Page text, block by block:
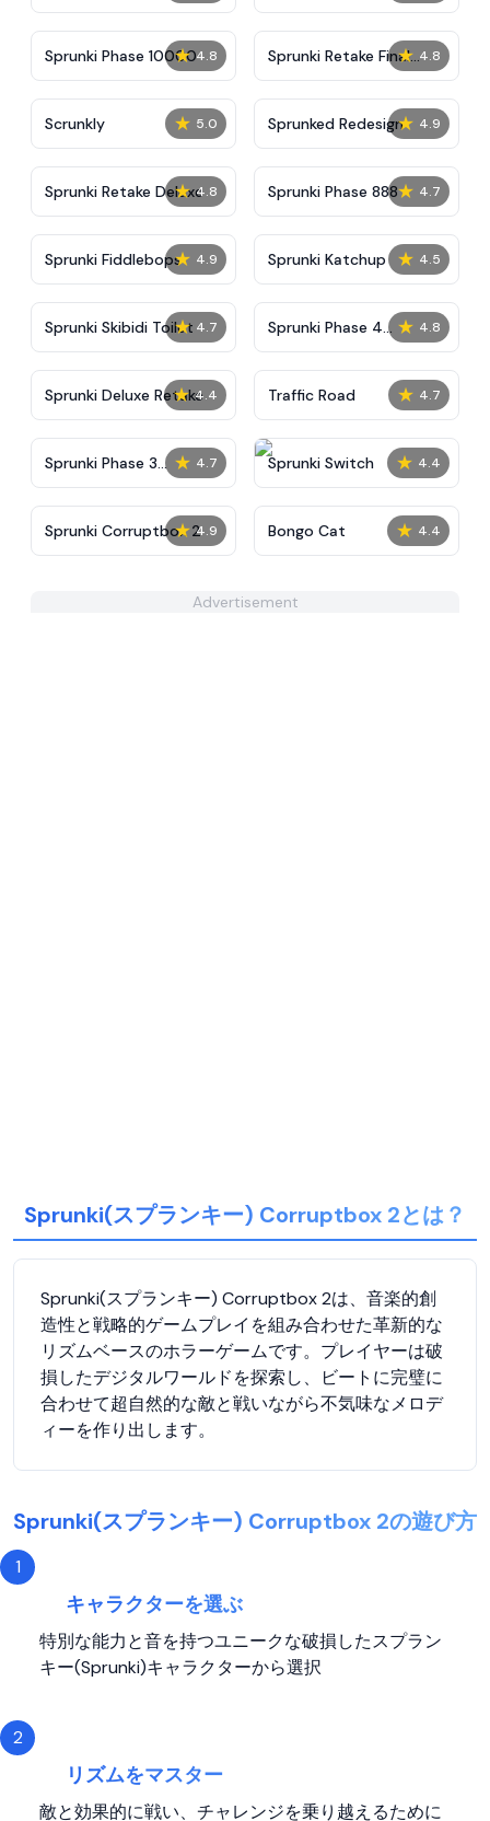
★ 4.8
Sprunki Phase 10000 ★ 4.8
Sprunki Retake Final
Update
★ 5.0
Scrunkly ★ 4.9
Sprunked Redesign
★ 4.8
Sprunki Retake Deluxe ★ 4.7
Sprunki Phase 888
★ 4.9
Sprunki Fiddlebops ★ 4.5
Sprunki Katchup
★ 4.7
Sprunki Skibidi Toilet ★ 4.8
Sprunki Phase 4
Definitive
★ 4.4
Sprunki Deluxe Retake ★ 4.7
Traffic Road
★ 4.7
Sprunki Phase 3
Definitive
★ 4.4
Sprunki Switch
★ 4.9
Sprunki Corruptbox 2 ★ 4.4
Bongo Cat
Advertisement
Sprunki(スプランキー) Corruptbox 2とは？
Sprunki(スプランキー) Corruptbox 2は、音楽的創
造性と戦略的ゲームプレイを組み合わせた革新的な
リズムベースのホラーゲームです。プレイヤーは破
損したデジタルワールドを探索し、ビートに完璧に
合わせて超自然的な敵と戦いながら不気味なメロデ
ィーを作り出します。
Sprunki(スプランキー) Corruptbox 2の遊び方
1
キャラクターを選ぶ
特別な能力と音を持つユニークな破損したスプラン
キー(Sprunki)キャラクターから選択
2
リズムをマスター
敵と効果的に戦い、チャレンジを乗り越えるために